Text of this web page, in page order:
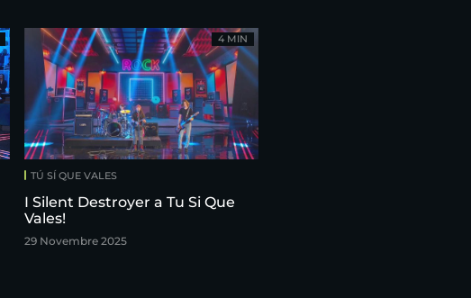
TÚ SÍ QUE VALES
I Silent Destroyer a Tu Si Que
Vales!
29 Novembre 2025
4 MIN